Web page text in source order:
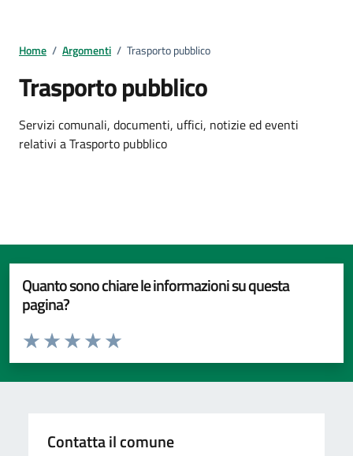
Home / Argomenti / Trasporto pubblico
Trasporto pubblico
Dettagli della notizia
Servizi comunali, documenti, uffici, notizie ed eventi
relativi a Trasporto pubblico
Quanto sono chiare le informazioni su questa
pagina?
Valuta da 1 a 5 stelle la pagina
Valuta 5 stelle su 5
Valuta 4 stelle su 5
Valuta 3 stelle su 5
Valuta 2 stelle su 5
Valuta 1 stelle su 5
Contatta il comune